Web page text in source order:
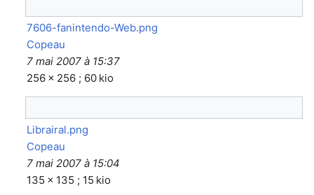
7606-fanintendo-Web.png
Copeau
7 mai 2007 à 15:37
256 × 256 ; 60 kio
Librairal.png
Copeau
7 mai 2007 à 15:04
135 × 135 ; 15 kio